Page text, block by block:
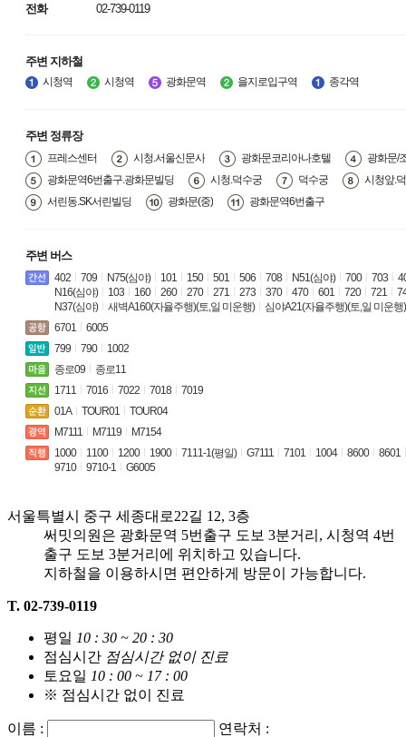
전화
02-739-0119
주변 지하철
시청역 시청역 광화문역 을지로입구역 종각역
주변 정류장
프레스센터 시청.서울신문사 광화문코리아나호텔
광화문/
광화문역6번출구.광화문빌딩
시청.덕수궁 덕수궁
시청앞.
서린동.SK서린빌딩
광화문(중) 광화문역6번출구
주변 버스
402 709 N75(심야) 101 150 501 506 708 N51(심야) 700 703
N16(심야)
103 160 260 270 271 273 370 470 601 720 721
N37(심야)
새벽A160(자율주행)(토,일 미운행)
심야A21(자율주행)(토,일 미운행)
6701
6005
799
790
1002
종로09
종로11
1711
7016 7022 7018
7019
01A
TOUR01
TOUR04
M7111
M7119
M7154
1000
1100 1200 1900 7111-1(평일) G7111 7101 1004 8600
8601
9710
9710-1 G6005
서울특별시 중구 세종대로22길 12, 3층
써밋의원은 광화문역 5번출구 도보 3분거리, 시청역 4번
출구 도보 3분거리에 위치하고 있습니다.
지하철을 이용하시면 편안하게 방문이 가능합니다.
T. 02-739-0119
평일 10 : 30 ~ 20 : 30
점심시간 점심시간 없이 진료
토요일 10 : 00 ~ 17 : 00
※ 점심시간 없이 진료
이름 : 연락처 :